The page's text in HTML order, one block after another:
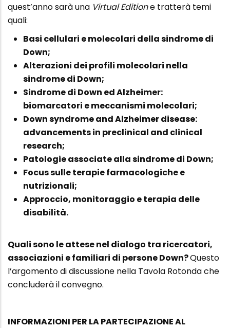
quest’anno sarà una Virtual Editione tratterà temi
quali:
Basi cellulari e molecolari della sindrome di
Down;
Alterazioni dei profili molecolari nella
sindrome di Down;
Sindrome di Down ed Alzheimer:
biomarcatori e meccanismi molecolari;
Down syndrome and Alzheimer disease:
advancements in preclinical and clinical
research;
Patologie associate alla sindrome di Down;
Focus sulle terapie farmacologiche e
nutrizionali;
Approccio, monitoraggio e terapia delle
disabilità.
Quali sono le attese nel dialogo tra ricercatori,
associazioni e familiari di persone Down?Questo
l’argomento di discussione nella Tavola Rotonda che
concluderà il convegno.
INFORMAZIONI PER LA PARTECIPAZIONE AL